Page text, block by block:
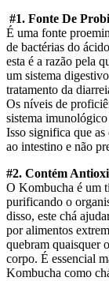
#1. Fonte De
É uma fonte
de bactérias do
esta é a razão pela
um sistema
tratamento da
Os níveis de
sistema
Isso significa que as
ao intestino e não
#2. Contém
O Kombucha é um
purificando o
disso, este chá
por alimentos
quebram quaisquer
corpo. É essencial
Kombucha como